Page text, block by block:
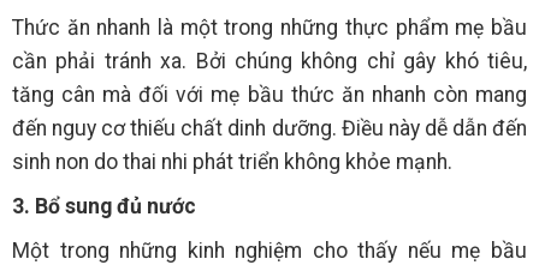
Thức ăn nhanh là một trong những thực phẩm mẹ bầu
cần phải tránh xa. Bởi chúng không chỉ gây khó tiêu,
tăng cân mà đối với mẹ bầu thức ăn nhanh còn mang
đến nguy cơ thiếu chất dinh dưỡng. Điều này dễ dẫn đến
sinh non do thai nhi phát triển không khỏe mạnh.
3. Bổ sung đủ nước
Một trong những kinh nghiệm cho thấy nếu mẹ bầu